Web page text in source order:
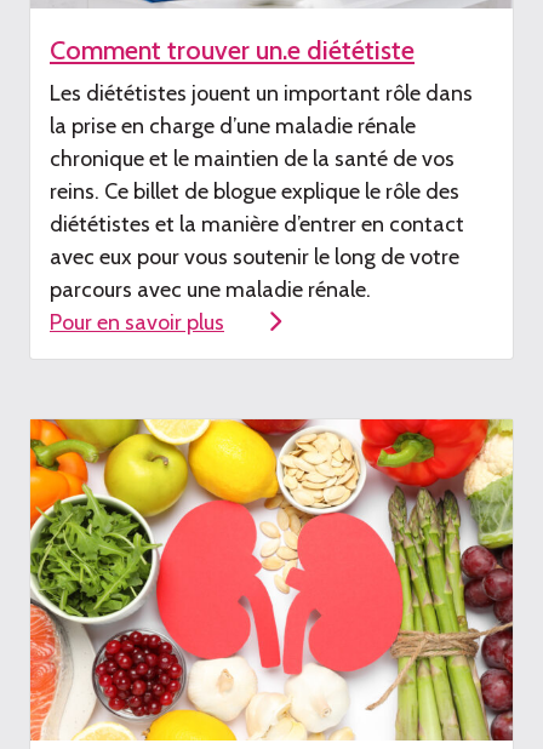
Comment trouver un.e diététiste
Les diététistes jouent un important rôle dans
la prise en charge d’une maladie rénale
chronique et le maintien de la santé de vos
reins. Ce billet de blogue explique le rôle des
diététistes et la manière d’entrer en contact
avec eux pourvous soutenir le long de votre
parcours avec une maladie rénale.
Pour en savoir plus